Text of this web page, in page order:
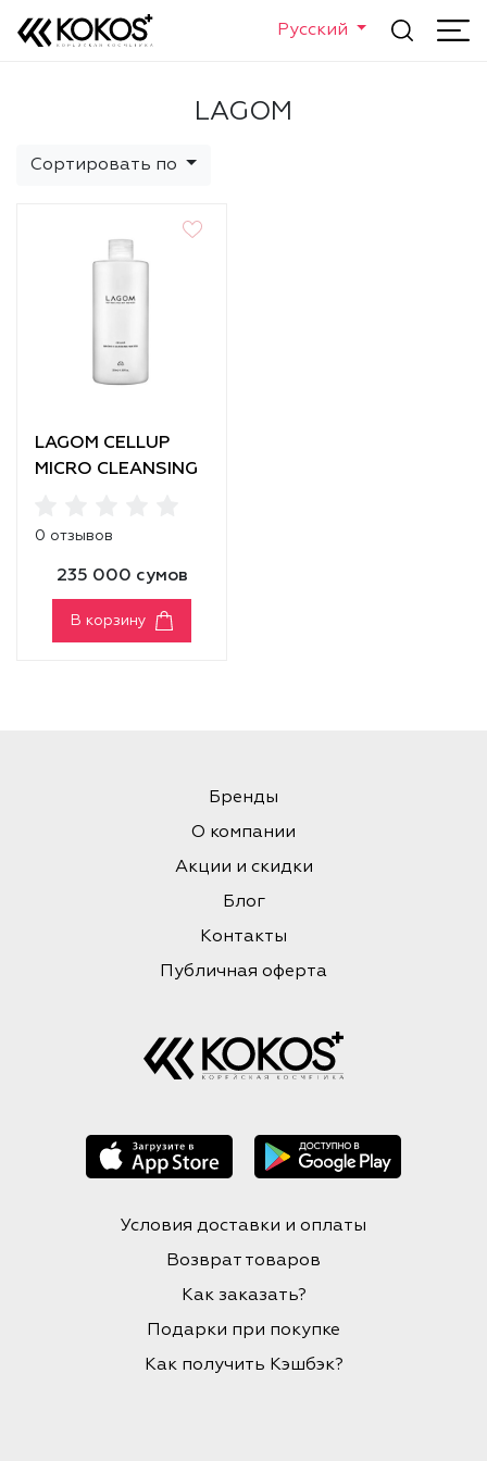
Русский
LAGOM
Сортировать по
LAGOM CELLUP
MICRO CLEANSING
0 отзывов
235 000 сумов
В корзину
Бренды
О компании
Акции и скидки
Блог
Контакты
Публичная оферта
Условия доставки и оплаты
Возврат товаров
Как заказать?
Подарки при покупке
Как получить Кэшбэк?